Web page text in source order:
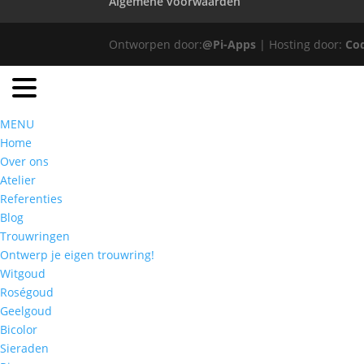
Ontworpen door:@Pi-Apps | Hosting door:
MENU
Home
Over ons
Atelier
Referenties
Blog
Trouwringen
Ontwerp je eigen trouwring!
Witgoud
Roségoud
Geelgoud
Bicolor
Sieraden